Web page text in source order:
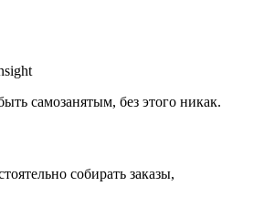
самозанятым, без этого никак.
собирать заказы,